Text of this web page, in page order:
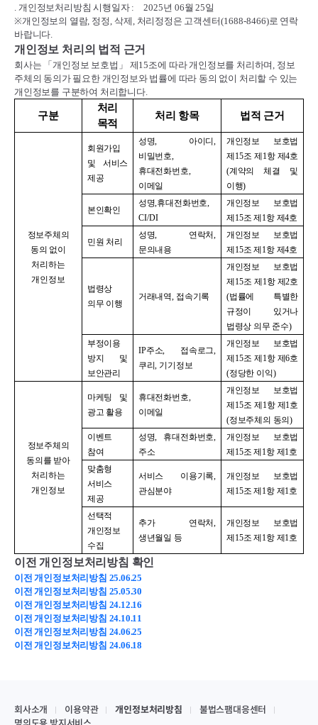
. 개인정보처리방침 시행일자 : 2025년 06월25일
※개인정보의 열람, 정정,삭제, 처리정정은 고객센터(1688-8466)로 연락
바랍니다.
개인정보 처리의 법적 근거
회사는 「개인정보 보호법 」 제15조에 따라 개인정보를 처리하며, 정보
주체의 동의가 필요한 개인정보와 법률에 따라 동의 없이 처리할 수 있는
개인정보를 구분하여 처리합니다.
구분
처리
목적
처리 항목 법적 근거
정보주체의
동의 없이
처리하는
개인정보
회원가입
및 서비스
제공
성명, 아이디,
비밀번호,
휴대전화번호,
이메일
개인정보 보호법
제 15조 제 1항 제4호
(계약의 체결 및
이행)
본인확인
성명,휴대전화번호,
CI/DI
개인정보 보호법
제 15조 제 1항 제4호
민원 처리
성명, 연락처,
문의내용
개인정보 보호법
제 15조 제 1항 제4호
법령상
의무 이행
거래내역, 접속기록
개인정보 보호법
제 15조 제 1항 제2호
(법률에 특별한
규정이 있거나
법령상 의무 준수)
부정이용
방지 및
보안관리
IP주소, 접속로그,
쿠리, 기기정보
개인정보 보호법
제 15조 제 1항 제6호
(정당한 이익)
정보주체의
동의를 받아
처리하는
개인정보
마케팅 및
광고 활용
휴대전화번호,
이메일
개인정보 보호법
제 15조 제 1항 제 1호
(정보주체의 동의)
이벤트
참여
성명, 휴대전화번호,
주소
개인정보 보호법
제 15조 제 1항 제 1호
맞춤형
서비스
제공
서비스 이용기록,
관심분야
개인정보 보호법
제 15조 제 1항 제 1호
선택적
개인정보
수집
추가 연락처,
생년월일 등
개인정보 보호법
제 15조 제 1항 제 1호
이전 개인정보처리방침 확인
이전 개인정보처리방침 25.06.25
이전 개인정보처리방침 25.05.30
이전 개인정보처리방침 24.12.16
이전 개인정보처리방침 24.10.11
이전 개인정보처리방침 24.06.25
이전 개인정보처리방침 24.06.18
회사소개 이용약관 개인정보처리방침
불법스팸대응센터